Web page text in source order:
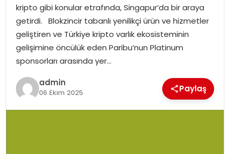
SIYASET
SPOR
TEKNOLOJI
YAŞAM
kripto gibi konular etrafında, Singapur’da bir araya
getirdi. Blokzincir tabanlı yenilikçi ürün ve hizmetler
geliştiren ve Türkiye kripto varlık ekosisteminin
gelişimine öncülük eden Paribu’nun Platinum
sponsorları arasında yer…
admin
06 Ekim 2025 Paylaş